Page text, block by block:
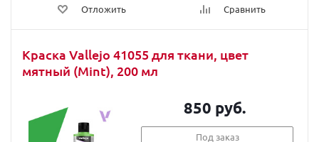
Отложить Сравнить
Краска Vallejo 41055 для ткани, цвет
мятный (Mint), 200 мл
850 руб.
Под заказ